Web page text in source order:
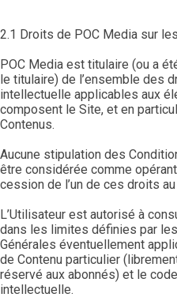
2.1 Droits de POC Media sur
POC Media est titulaire (ou a
le titulaire) de l’ensemble des
intellectuelle applicables aux
composent le Site, et en
Contenus.
Aucune stipulation des
être considérée comme
cession de l’un de ces droits
L’Utilisateur est autorisé à
dans les limites définies par
Générales éventuellement
de Contenu particulier
réservé aux abonnés) et le
intellectuelle.